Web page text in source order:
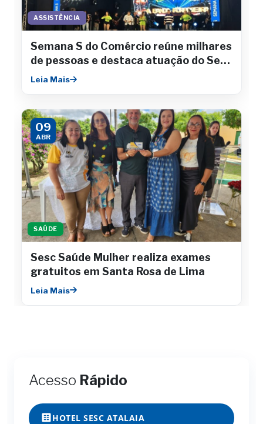
ASSISTÊNCIA
Semana S do Comércio reúne milhares
de pessoas e destaca atuação do Sesc
Sergipe
Leia Mais
09
ABR
SAÚDE
Sesc Saúde Mulher realiza exames
gratuitos em Santa Rosa de Lima
Leia Mais
Acesso Rápido
HOTEL SESC ATALAIA